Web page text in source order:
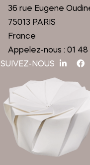
36 rue Eugene
75013 PARIS
France
Appelez-nous : 01 48
SUIVEZ-NOUS